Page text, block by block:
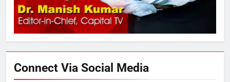
4
राम की नगरी अयोध्या में आने वाले भक्तों
का स्वागत करेगा लक्ष्मण द्वार
5
Connect Via Social Media